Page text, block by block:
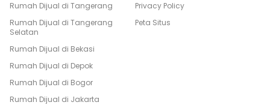
Rumah Dijual di Tangerang
Rumah Dijual di Tangerang
Selatan
Rumah Dijual di Bekasi
Rumah Dijual di Depok
Rumah Dijual di Bogor
Rumah Dijual di Jakarta
Privacy Policy
Peta Situs